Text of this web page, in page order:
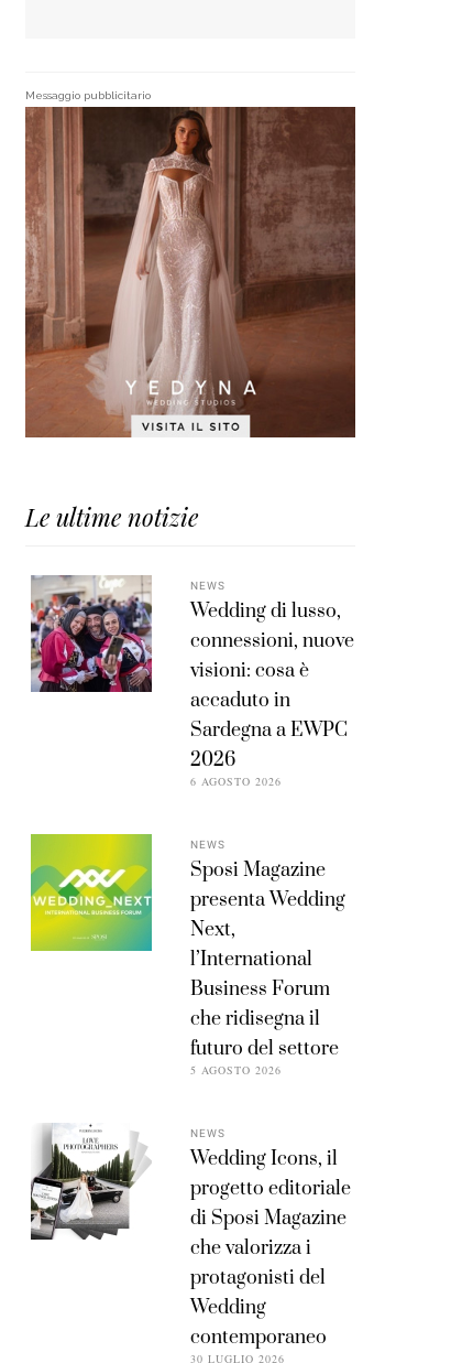
Messaggio pubblicitario
Le ultime notizie
NEWS
Wedding di lusso,
connessioni, nuove
visioni: cosa è
accaduto in
Sardegna a EWPC
2026
6 AGOSTO 2026
NEWS
Sposi Magazine
presenta Wedding
Next,
l’International
Business Forum
che ridisegna il
futuro del settore
5 AGOSTO 2026
NEWS
Wedding Icons, il
progetto editoriale
di Sposi Magazine
che valorizza i
protagonisti del
Wedding
contemporaneo
30 LUGLIO 2026